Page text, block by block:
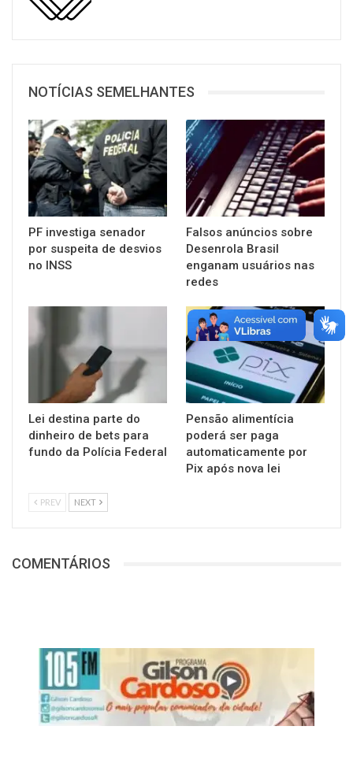
NOTÍCIAS SEMELHANTES
PF investiga senador
por suspeita de desvios
no INSS
Falsos anúncios sobre
Desenrola Brasil
enganam usuários nas
redes
Lei destina parte do
dinheiro de bets para
fundo da Polícia Federal
Pensão alimentícia
poderá ser paga
automaticamente por
Pix após nova lei
PREV NEXT
COMENTÁRIOS